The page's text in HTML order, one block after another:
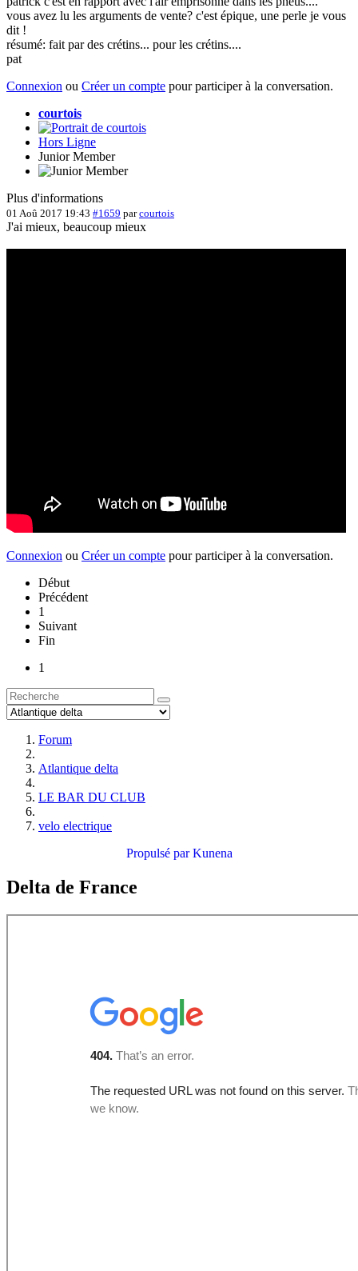
vous avez lu les arguments de vente? c'est épique, une perle je vous
dit !
résumé: fait par des crétins... pour les crétins....
pat
Connexion ou Créer un compte pour participer à la conversation.
courtois
Hors Ligne
Junior Member
Plus d'informations
01 Aoû 2017 19:43 #1659 parcourtois
J'ai mieux, beaucoup mieux
Connexion ou Créer un compte pour participer à la conversation.
Début
Précédent
1
Suivant
Fin
1
Forum
Atlantique delta
LE BAR DU CLUB
velo electrique
Propulsé parKunena
Delta de France